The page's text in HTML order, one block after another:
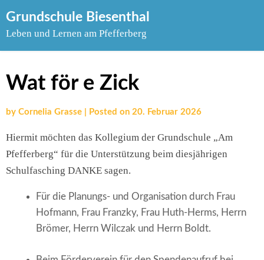
to
Grundschule Biesenthal
Leben und Lernen am Pfefferberg
Wat för e Zick
by Cornelia Grasse Posted on 20. Februar 2026
Hiermit möchten das Kollegium der Grundschule „Am
Pfefferberg“ für die Unterstützung beim diesjährigen
Schulfasching DANKE sagen.
Für die Planungs- und Organisation durch Frau
Hofmann, Frau Franzky, Frau Huth-Herms, Herrn
Brömer, Herrn Wilczak und Herrn Boldt.